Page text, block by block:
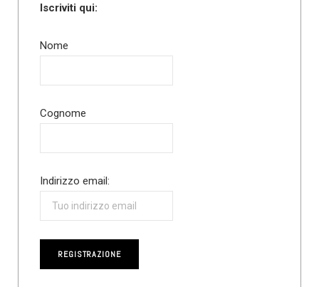
Iscriviti qui:
Nome
Cognome
Indirizzo email: